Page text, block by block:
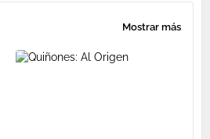
Mostrar más